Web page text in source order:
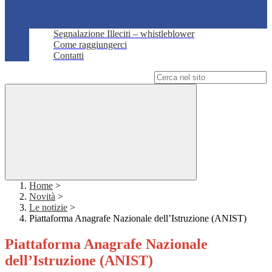
Segnalazione Illeciti – whistleblower
Come raggiungerci
Contatti
Home >
Novità >
Le notizie >
Piattaforma Anagrafe Nazionale dell’Istruzione (ANIST)
Piattaforma Anagrafe Nazionale
dell’Istruzione (ANIST)